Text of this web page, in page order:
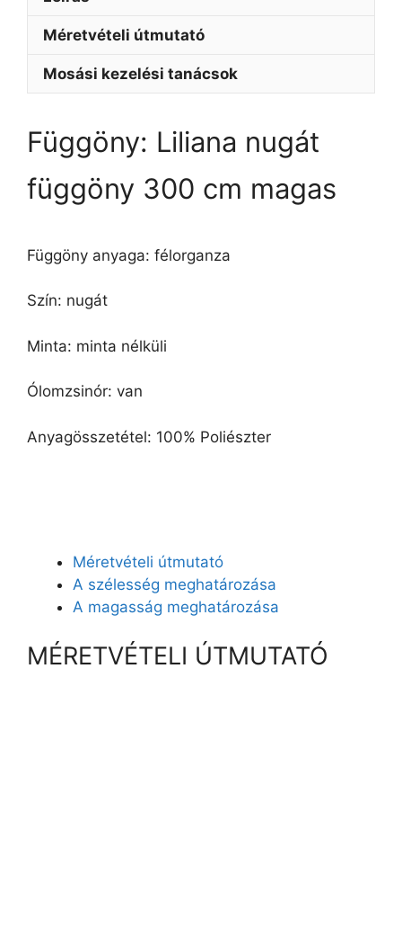
Méretvételi útmutató
Mosási kezelési tanácsok
Függöny: Liliana nugát
függöny 300 cm magas
Függöny anyaga: félorganza
Szín: nugát
Minta: minta nélküli
Ólomzsinór: van
Anyagösszetétel: 100% Poliészter
Méretvételi útmutató
A szélesség meghatározása
A magasság meghatározása
MÉRETVÉTELI ÚTMUTATÓ